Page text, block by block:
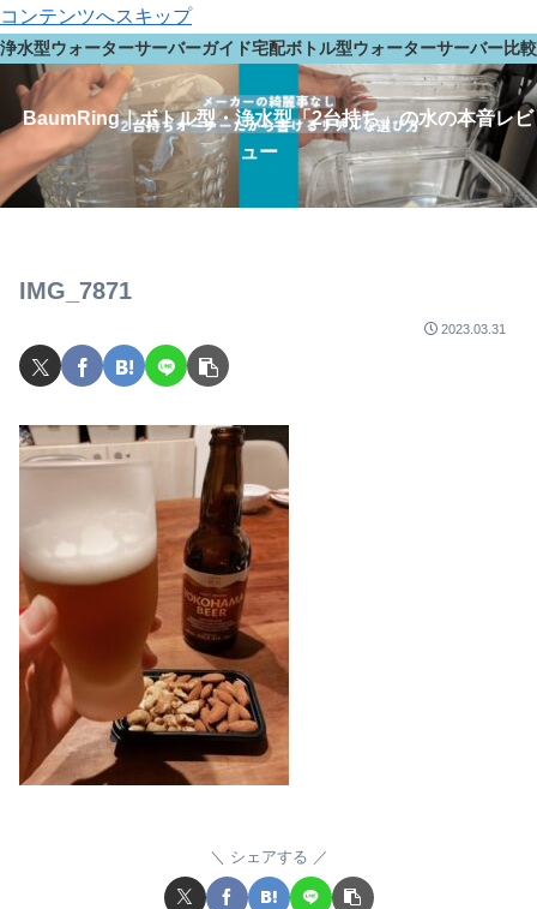
コンテンツへスキップ
BaumRing｜ボトル型・浄水型「2台持ち」の水の本音レビ
ュー
浄水型ウォーターサーバーガイド宅配ボトル型ウォーターサーバー比
IMG_7871
2023.03.31
シェアする